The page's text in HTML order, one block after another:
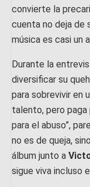
convierte la
cuenta no deja de
música es casi un
Durante la
diversificar su
para sobrevivir en
talento, pero paga
para el abuso”,
no es de queja,
álbum junto a
sigue viva incluso